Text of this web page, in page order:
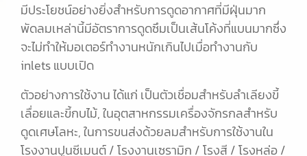
มีประโยชน์อย่างยิ่งสำหรับการดูดอากาศที่มีฝุ่นมาก
พัดลมเหล่านี้มีอัตราการดูดซึมเป็นเส้นโค้งที่แบนมากซึ่ง
จะไม่ทำให้มอเตอร์ทำงานหนักเกินไปเมื่อทำงานกับ
inlets แบบเปิด
ตัวอย่างการใช้งาน ได้แก่ เป็นตัวเชื่อมสำหรับลำเลียงขี้
เลื่อยและขี้กบไม้, ในอุตสาหกรรมเครื่องจักรกลสำหรับ
ดูดเศษโลหะ, ในการขนส่งด้วยลมสำหรับการใช้งานใน
โรงงานปูนซีเมนต์ / โรงงานเซรามิก / โรงสี / โรงหล่อ /